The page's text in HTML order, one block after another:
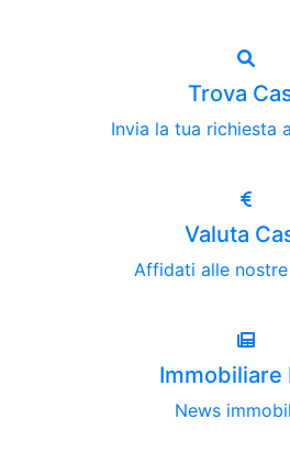
Trova
Invia la tua richiesta
Valuta
Affidati alle
Immobiliare
News